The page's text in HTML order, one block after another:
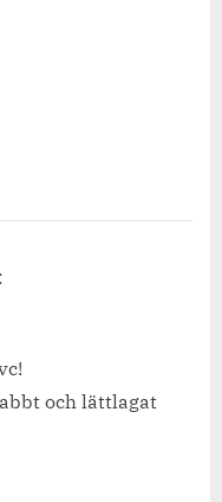
och lättlagat